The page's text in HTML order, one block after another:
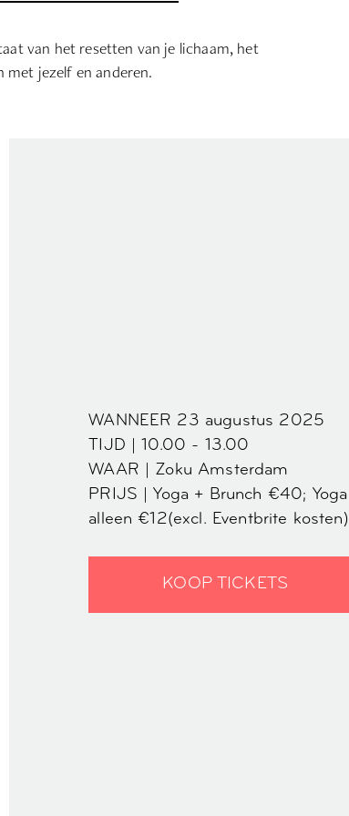
van het resetten van je lichaam, het
jezelf en anderen.
WANNEER 23 augustus 2025
TIJD | 10.00 - 13.00
WAAR | Zoku Amsterdam
PRIJS | Yoga + Brunch €40; Yoga
alleen €12(excl. Eventbrite kosten)
KOOP TICKETS